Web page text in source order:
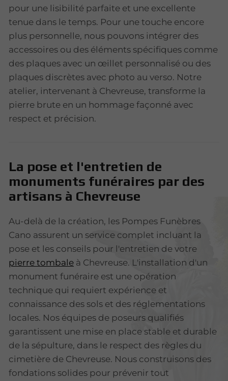
pour une lisibilité parfaite et une excellente
tenue dans le temps. Pour une touche encore
plus personnelle, nous pouvons intégrer des
accessoires ou des éléments spécifiques comme
des plaques avec un œillet personnalisé ou des
plaques discrètes avec photo au verso. Notre
atelier, intervenant à Chevreuse, transforme la
pierre brute en un hommage façonné avec
respect et précision.
La pose et l'entretien de
monuments funéraires par des
artisans à Chevreuse
Au-delà de la création, les Pompes Funèbres
Cano assurent un service complet incluant la
pose et les conseils pour l'entretien de votre
pierre tombale à Chevreuse. L'installation d'un
monument funéraire est une opération
technique qui requiert expérience et
connaissance des sols et des réglementations
locales. Nos équipes de poseurs qualifiés
garantissent une mise en place stable et durable
de la sépulture, dans le respect des règles du
cimetière de Chevreuse. Nous construisons des
fondations solides pour prévenir tout